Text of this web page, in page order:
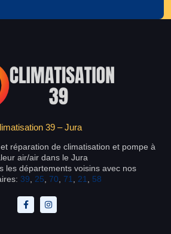
39 – Jura
réparation de climatisation et pompe à
air/air dans le Jura
les départements voisins avec nos
39 25 70 71 21 58